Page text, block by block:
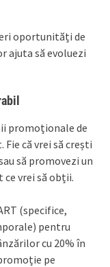
oportunități de
ajuta să evoluezi
promoționale de
că vrei să crești
să promovezi un
vrei să obții.
(specifice,
pentru
cu 20% în
pe